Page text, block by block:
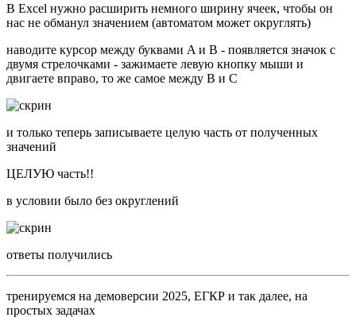
В Excel нужно расширить немного ширину ячеек, чтобы он
нас не обманул значением (автоматом может округлять)
наводите курсор между буквами A и B - появляется значок с
двумя стрелочками - зажимаете левую кнопку мыши и
двигаете вправо, то же самое между B и C
и только теперь записываете целую часть от полученных
значений
ЦЕЛУЮ часть!!
в условии было без округлений
ответы получились
тренируемся на демоверсии 2025, ЕГКР и так далее, на
простых задачах